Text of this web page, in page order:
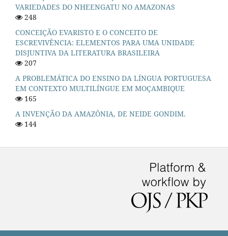
VARIEDADES DO NHEENGATU NO AMAZONAS
248
CONCEIÇÃO EVARISTO E O CONCEITO DE
ESCREVIVÊNCIA: ELEMENTOS PARA UMA UNIDADE
DISJUNTIVA DA LITERATURA BRASILEIRA
207
A PROBLEMÁTICA DO ENSINO DA LÍNGUA PORTUGUESA
EM CONTEXTO MULTILÍNGUE EM MOÇAMBIQUE
165
A INVENÇÃO DA AMAZÔNIA, DE NEIDE GONDIM.
144